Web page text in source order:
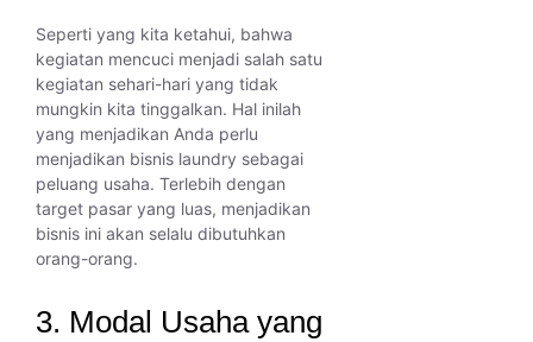
Seperti yang kita ketahui, bahwa
kegiatan mencuci menjadi salah satu
kegiatan sehari-hari yang tidak
mungkin kita tinggalkan. Hal inilah
yang menjadikan Anda perlu
menjadikan bisnis laundry sebagai
peluang usaha. Terlebih dengan
target pasar yang luas, menjadikan
bisnis ini akan selalu dibutuhkan
orang-orang.
3. Modal Usaha yang